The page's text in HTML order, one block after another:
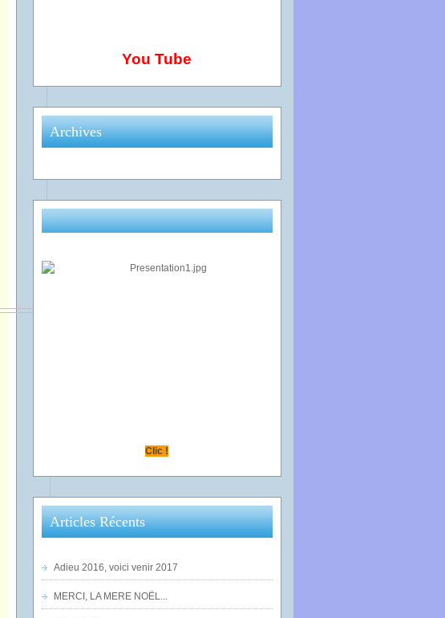
You Tube
Archives
Clic !
Articles Récents
Adieu 2016, voici venir 2017
MERCI, LA MERE NOËL...